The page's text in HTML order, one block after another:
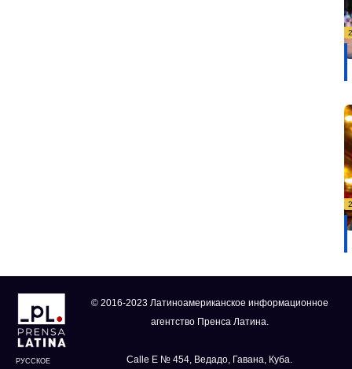
РУССКОЕ
© 2016-2023 Латиноамериканское информационное
агентство Пренса Латина.
Calle E № 454, Ведадо, Гавана, Куба.